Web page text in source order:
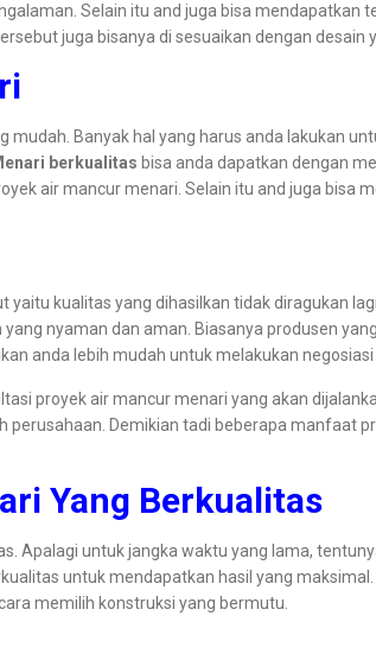
Selain itu and juga bisa mendapatkan
juga bisanya di sesuaikan dengan desain
mudah. Banyak hal yang harus anda lakukan
berkualitas bisa anda dapatkan dengan
air mancur menari. Selain itu and juga bisa
kualitas yang dihasilkan tidak diragukan
nyaman dan aman. Biasanya produsen
anda lebih mudah untuk melakukan negosiasi
proyek air mancur menari yang akan
Demikian tadi beberapa manfaat
Yang Berkualitas
Apalagi untuk jangka waktu yang lama,
untuk mendapatkan hasil yang
memilih konstruksi yang bermutu.